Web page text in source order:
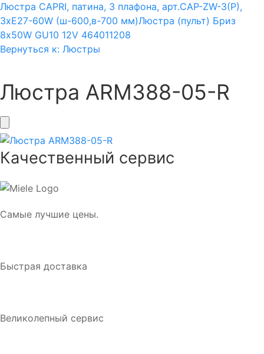
Люстра CAPRI, патина, 3 плафона, арт.CAP-ZW-3(P),
3xE27-60W (ш-600,в-700 мм)Люстра (пульт) Бриз
8х50W GU10 12V 464011208
Вернуться к: Люстры
Люстра ARM388-05-R
Качественный сервис
Самые лучшие цены.
Быстрая доставка
Великолепный сервис